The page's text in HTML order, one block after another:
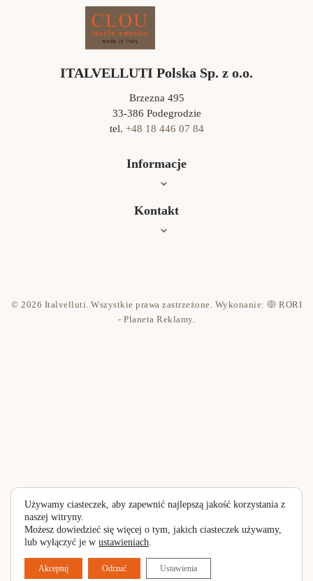
ITALVELLUTI Polska Sp. z o.o.
Brzezna 495
33-386 Podegrodzie
tel. +48 18 446 07 84
Informacje
Oferta
Kontakt
Polityka prywatności
© 2026 Italvelluti. Wszystkie prawa zastrzeżone. Wykonanie:
RORI
- Planeta Reklamy.
Używamy ciasteczek, aby zapewnić najlepszą jakość korzystania z
naszej witryny.
Możesz dowiedzieć się więcej o tym, jakich ciasteczek używamy,
lub wyłączyć je w ustawieniach.
Akceptuj Odrzuć Ustawienia